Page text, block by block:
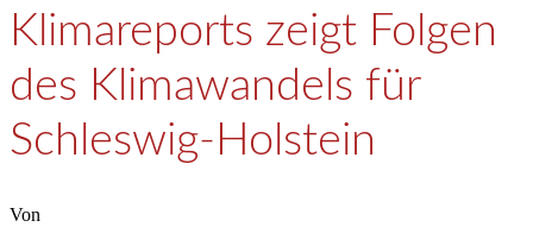
Klimareports zeigt Folgen
des Klimawandels für
Schleswig-Holstein
Von